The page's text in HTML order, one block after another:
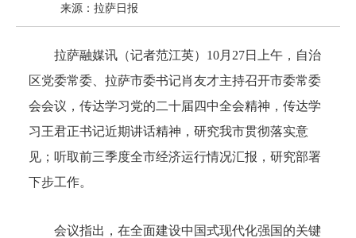
来源：拉萨日报
拉萨融媒讯（记者范江英）10月27日上午，自治
区党委常委、拉萨市委书记肖友才主持召开市委常委
会会议，传达学习党的二十届四中全会精神，传达学
习王君正书记近期讲话精神，研究我市贯彻落实意
见；听取前三季度全市经济运行情况汇报，研究部署
下步工作。
会议指出，在全面建设中国式现代化强国的关键